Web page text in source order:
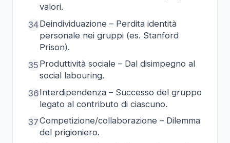
valori.
34Deindividuazione – Perdita identità
personale nei gruppi (es. Stanford
Prison).
35 Produttività sociale – Dal disimpegno al
social labouring.
36Interdipendenza – Successo del gruppo
legato al contributo di ciascuno.
37Competizione/collaborazione – Dilemma
del prigioniero.